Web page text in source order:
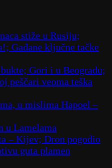
stiže u Rusiju;
Gađane ključne tačke
Gori i u Beogradu;
peščari veoma teška
u mislima Hapoel –
u Lamelama
– Kijev; Dron pogodio
guta plamen